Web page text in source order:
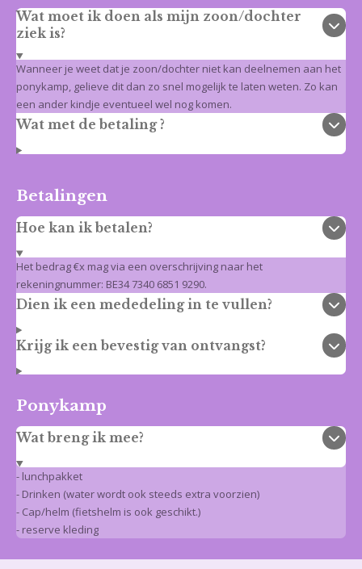
Wat moet ik doen als mijn zoon/dochter
ziek is?
Wanneer je weet dat je zoon/dochter niet kan deelnemen aan het
ponykamp, gelieve dit dan zo snel mogelijk te laten weten. Zo kan
een ander kindje eventueel wel nog komen.
Wat met de betaling ?
Betalingen
Hoe kan ik betalen?
Het bedrag €x mag via een overschrijving naar het
rekeningnummer: BE34 7340 6851 9290.
Dien ik een mededeling in te vullen?
Krijg ik een bevestig van ontvangst?
Ponykamp
Wat breng ik mee?
- lunchpakket
- Drinken (water wordt ook steeds extra voorzien)
- Cap/helm (fietshelm is ook geschikt.)
- reserve kleding